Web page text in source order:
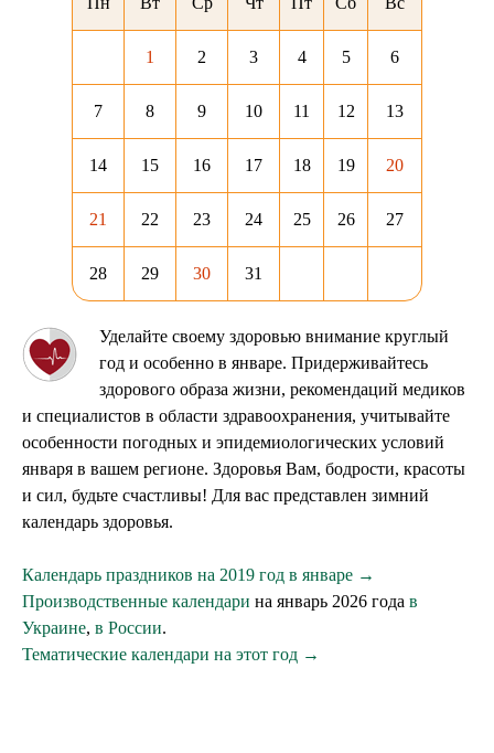
1 2 3 4 5 6
7 8 9 10 11 12 13
14 15 16 17 18 19 20
21 22 23 24 25 26 27
28 29 30 31
Уделайте своему здоровью внимание круглый
год и особенно в январе. Придерживайтесь
здорового образа жизни, рекомендаций медиков
и специалистов в области здравоохранения, учитывайте
особенности погодных и эпидемиологических условий
января в вашем регионе. Здоровья Вам, бодрости, красоты
и сил, будьте счастливы! Для вас представлен зимний
календарь здоровья.
Календарь праздников на 2019 год в январе →
Производственные календари на январь 2026 года в
Украине, в России.
Тематические календари на этот год →